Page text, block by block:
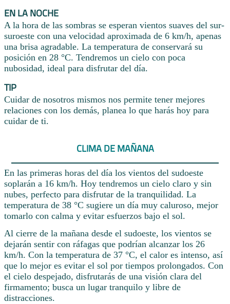
EN LA NOCHE
A la hora de las sombras se esperan vientos suaves del sur-
suroeste con una velocidad aproximada de 6 km/h, apenas
una brisa agradable. La temperatura de conservará su
posición en 28 °C. Tendremos un cielo con poca
nubosidad, ideal para disfrutar del día.
TIP
Cuidar de nosotros mismos nos permite tener mejores
relaciones con los demás, planea lo que harás hoy para
cuidar de ti.
CLIMA DE MAÑANA
En las primeras horas del día los vientos del sudoeste
soplarán a 16 km/h. Hoy tendremos un cielo claro y sin
nubes, perfecto para disfrutar de la tranquilidad. La
temperatura de 38 °C sugiere un día muy caluroso, mejor
tomarlo con calma y evitar esfuerzos bajo el sol.
Al cierre de la mañana desde el sudoeste, los vientos se
dejarán sentir con ráfagas que podrían alcanzar los 26
km/h. Con la temperatura de 37 °C, el calor es intenso, así
que lo mejor es evitar el sol por tiempos prolongados. Con
el cielo despejado, disfrutarás de una visión clara del
firmamento; busca un lugar tranquilo y libre de
distracciones.